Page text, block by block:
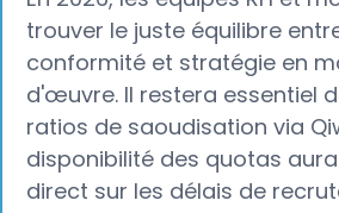
trouver le juste équilibre
conformité et stratégie en
d'œuvre. Il restera essentiel
ratios de saoudisation via
disponibilité des quotas
direct sur les délais de